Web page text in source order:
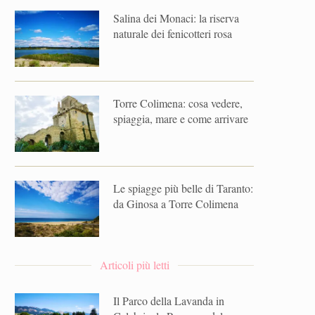
Salina dei Monaci: la riserva
naturale dei fenicotteri rosa
Torre Colimena: cosa vedere,
spiaggia, mare e come arrivare
Le spiagge più belle di Taranto:
da Ginosa a Torre Colimena
Articoli più letti
Il Parco della Lavanda in